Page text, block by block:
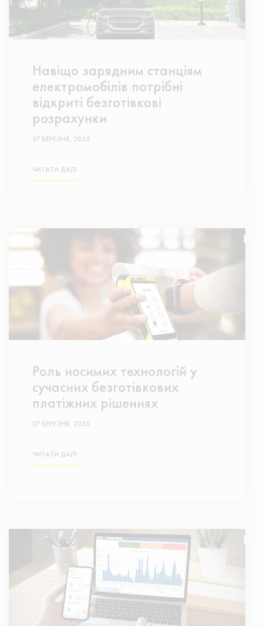
Навіщо зарядним станціям
електромобілів потрібні
відкриті безготівкові
розрахунки
27 БЕРЕЗНЯ, 2025
ЧИТАТИ ДАЛІ
Роль носимих технологій у
сучасних безготівкових
платіжних рішеннях
27 БЕРЕЗНЯ, 2025
ЧИТАТИ ДАЛІ